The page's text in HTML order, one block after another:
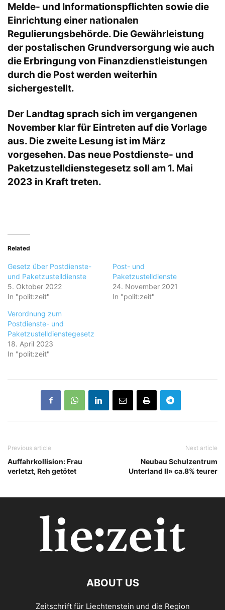
Melde- und Informationspflichten sowie die
Einrichtung einer nationalen
Regulierungsbehörde. Die Gewährleistung
der postalischen Grundversorgung wie auch
die Erbringung von Finanzdienstleistungen
durch die Post werden weiterhin
sichergestellt.
Der Landtag sprach sich im vergangenen
November klar für Eintreten auf die Vorlage
aus. Die zweite Lesung ist im März
vorgesehen. Das neue Postdienste- und
Paketzustelldienstegesetz soll am 1. Mai
2023 in Kraft treten.
Related
Gesetz über Postdienste-
und Paketzustelldienste
5. Oktober 2022
In "polit:zeit"
Post- und
Paketzustelldienste
24. November 2021
In "polit:zeit"
Verordnung zum
Postdienste- und
Paketzustelldienstegesetz
18. April 2023
In "polit:zeit"
Previous article
Auffahrkollision: Frau
verletzt, Reh getötet
Next article
Neubau Schulzentrum
Unterland II» ca.8% teurer
ABOUT US
Zeitschrift für Liechtenstein und die Region